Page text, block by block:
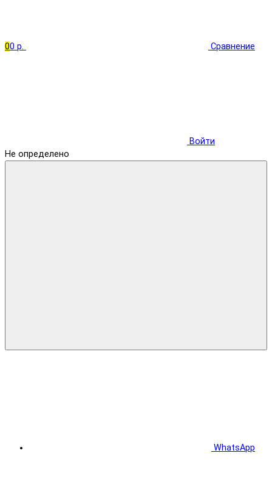
00 р. Сравнение
Войти
Не определено
WhatsApp